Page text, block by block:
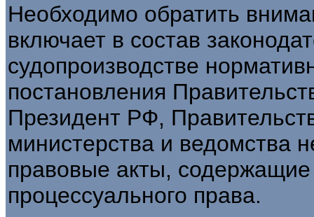
Необходимо обратить
включает в состав
судопроизводстве
постановления
Президент РФ,
министерства и ведомства
правовые акты,
процессуального права.